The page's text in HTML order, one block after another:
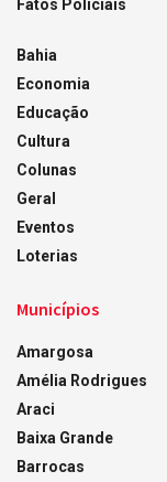
Fatos Policiais
Bahia
Economia
Educação
Cultura
Colunas
Geral
Eventos
Loterias
Municípios
Amargosa
Amélia Rodrigues
Araci
Baixa Grande
Barrocas